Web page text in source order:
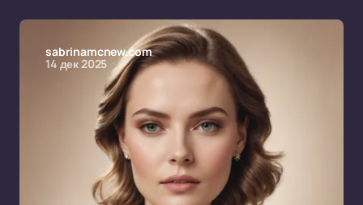
sabrinamcnew.com
14 дек 2025